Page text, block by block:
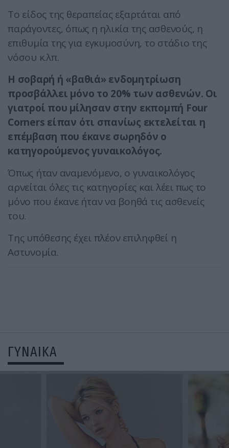
Το είδος της θεραπείας εξαρτάται από
παράγοντες, όπως η ηλικία της ασθενούς, η
επιθυμία της για εγκυμοσύνη, το στάδιο της
νόσου κ.λπ.
Η σοβαρή ή «βαθιά» ενδομητρίωση
προσβάλλει μόνο το 20% των ασθενών. Οι
γιατροί που μίλησαν στην εκπομπή Four
Corners είπαν ότι σπανίως εκτελείται η
επέμβαση που έκανε σωρηδόν ο
κατηγορούμενος γυναικολόγος.
Όπως ήταν αναμενόμενο, ο γυναικολόγος
αρνείται όλες τις κατηγορίες και λέει πως το
μόνο που έκανε ήταν να βοηθά τις ασθενείς
του.
Της υπόθεσης έχει πλέον επιληφθεί η
Αστυνομία.
ΓΥΝΑΙΚΑ